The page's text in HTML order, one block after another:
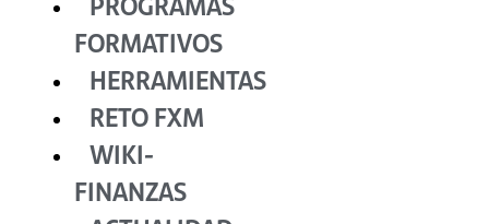
FORMATIVOS
HERRAMIENTAS
RETO FXM
WIKI-
FINANZAS